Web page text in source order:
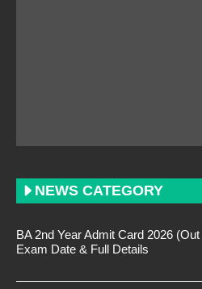
NEWS CATEGORY
BA 2nd Year Admit Card 2026
Exam Date & Full Details